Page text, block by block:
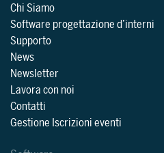
Chi Siamo
Software progettazione d’interni
Supporto
News
Newsletter
Lavora con noi
Contatti
Gestione Iscrizioni eventi